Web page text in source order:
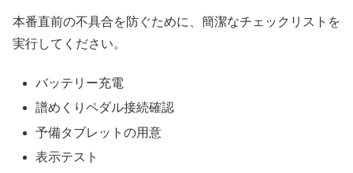
本番直前の不具合を防ぐために、簡潔なチェックリストを
実行してください。
バッテリー充電
譜めくりペダル接続確認
予備タブレットの用意
表示テスト